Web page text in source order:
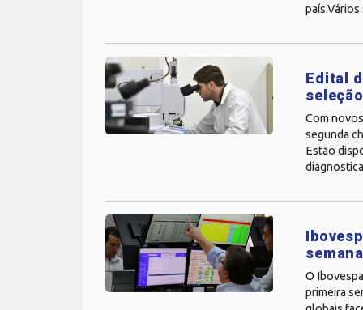
Edital
Com
segunda
Estão
O
primeira